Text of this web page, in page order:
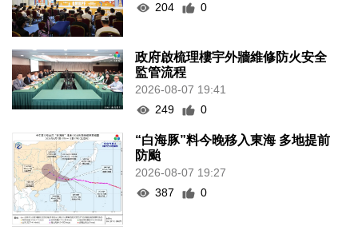
204
0
政府啟梳理樓宇外牆維修防火安全
監管流程
2026-08-07 19:41
249
0
“白海豚”料今晚移入東海 多地提前
防颱
2026-08-07 19:27
387
0